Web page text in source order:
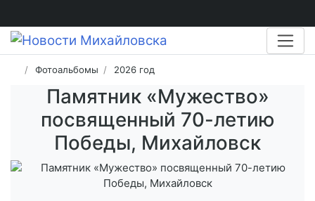
Фотоальбомы 2026 год
Памятник «Мужество»
посвященный 70-летию
Победы, Михайловск